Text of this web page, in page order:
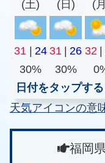
(土)
(日)
(
31 | 24 31 | 26 32 |
30%
30%
日付をタップす
天気アイコンの意
福岡